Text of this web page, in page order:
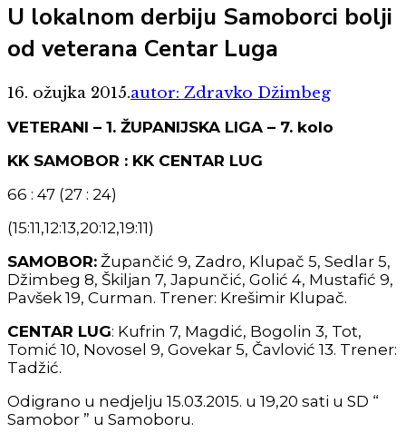
U lokalnom derbiju Samoborci bolji
od veterana Centar Luga
16. ožujka 2015.autor: Zdravko Džimbeg
VETERANI – 1. ŽUPANIJSKA LIGA – 7. kolo
KK SAMOBOR : KK CENTAR LUG
66 : 47 (27 : 24)
(15:11,12:13,20:12,19:11)
SAMOBOR: Župančić 9, Zadro, Klupač 5, Sedlar 5,
Džimbeg 8, Škiljan 7, Japunčić, Golić 4, Mustafić 9,
Pavšek 19, Curman. Trener: Krešimir Klupač.
CENTAR LUG: Kufrin 7, Magdić, Bogolin 3, Tot,
Tomić 10, Novosel 9, Govekar 5, Čavlović 13. Trener:
Tadžić.
Odigrano u nedjelju 15.03.2015. u 19,20 sati u SD “
Samobor ” u Samoboru.